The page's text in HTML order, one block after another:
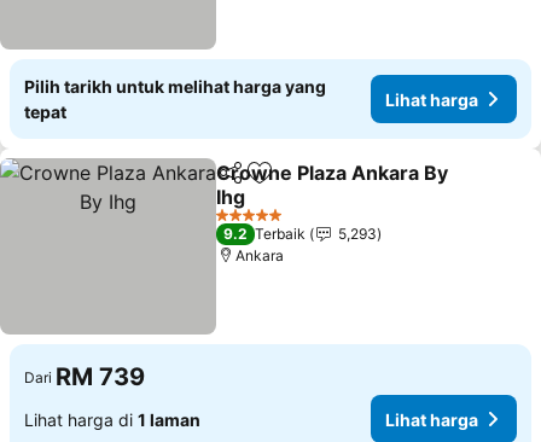
Pilih tarikh untuk melihat harga yang
tepat
Lihat harga
KongsiTambah ke favorit
Crowne Plaza Ankara By
Ihg
Lihat harga
5 Bintang
9.2 Terbaik
5,293
Ankara
Dari RM 739
Lihat harga di 1 laman Lihat harga